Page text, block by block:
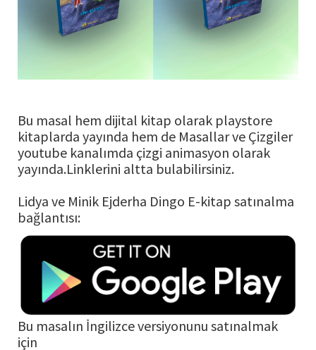
Bu masal hem dijital kitap olarak playstore
kitaplarda yayında hem de Masallar ve Çizgiler
youtube kanalımda çizgi animasyon olarak
yayında.Linklerini altta bulabilirsiniz.
Lidya ve Minik Ejderha Dingo E-kitap satınalma
bağlantısı:
Bu masalın İngilizce versiyonunu satınalmak
için